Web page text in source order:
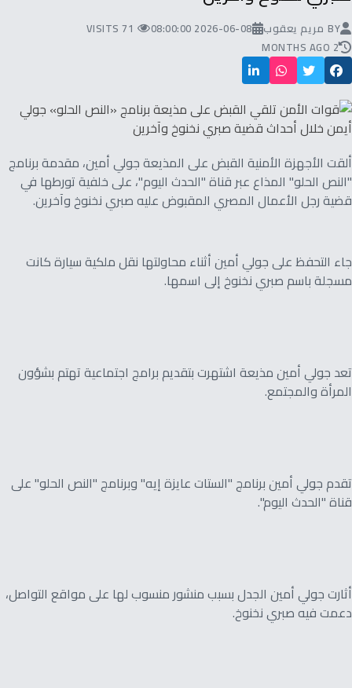
BY مريم يعقوب 2026-06-08 08:00:00
71 VISITS
2 MONTHS AGO
ألقت الأجهزة الأمنية القبض على المذيعة جولي أمين، مقدمة برنامج
"النص الحلو" المذاع عبر قناة "الحدث اليوم"، على خلفية تورطها في
قضية رجل الأعمال المصري المقبوض عليه صبري نخنوخ وآخرين.
جاء التحفظ على جولي أمين أثناء محاولتها نقل ملكية سيارة كانت
مسجلة باسم صبري نخنوخ إلى اسمها.
تعد جولي أمين مذيعة اشتهرت بتقديم برامج اجتماعية تهتم بشؤون
المرأة والمجتمع.
تقدم جولي أمين برنامج "الستات عايزة إيه" وبرنامج "النص الحلو" على
قناة "الحدث اليوم".
أثارت جولي أمين الجدل بسبب منشور منسوب لها على مواقع التواصل،
دعمت فيه صبري نخنوخ.